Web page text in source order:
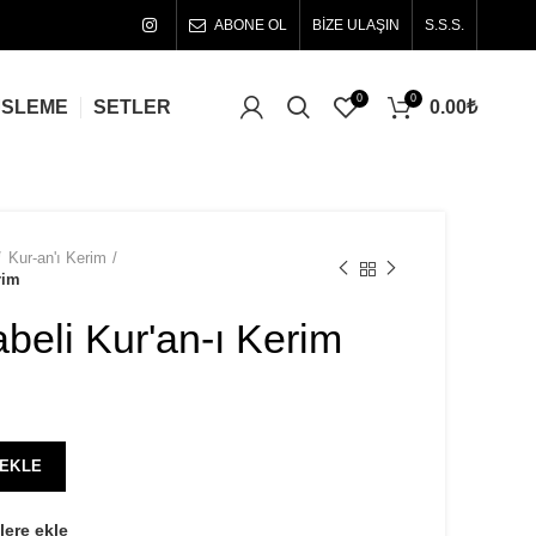
ABONE OL BİZE ULAŞIN S.S.S.
SETLER 0 0 0.00₺
Kur-an'ı Kerim
Kur'an-ı Kerim
ekle